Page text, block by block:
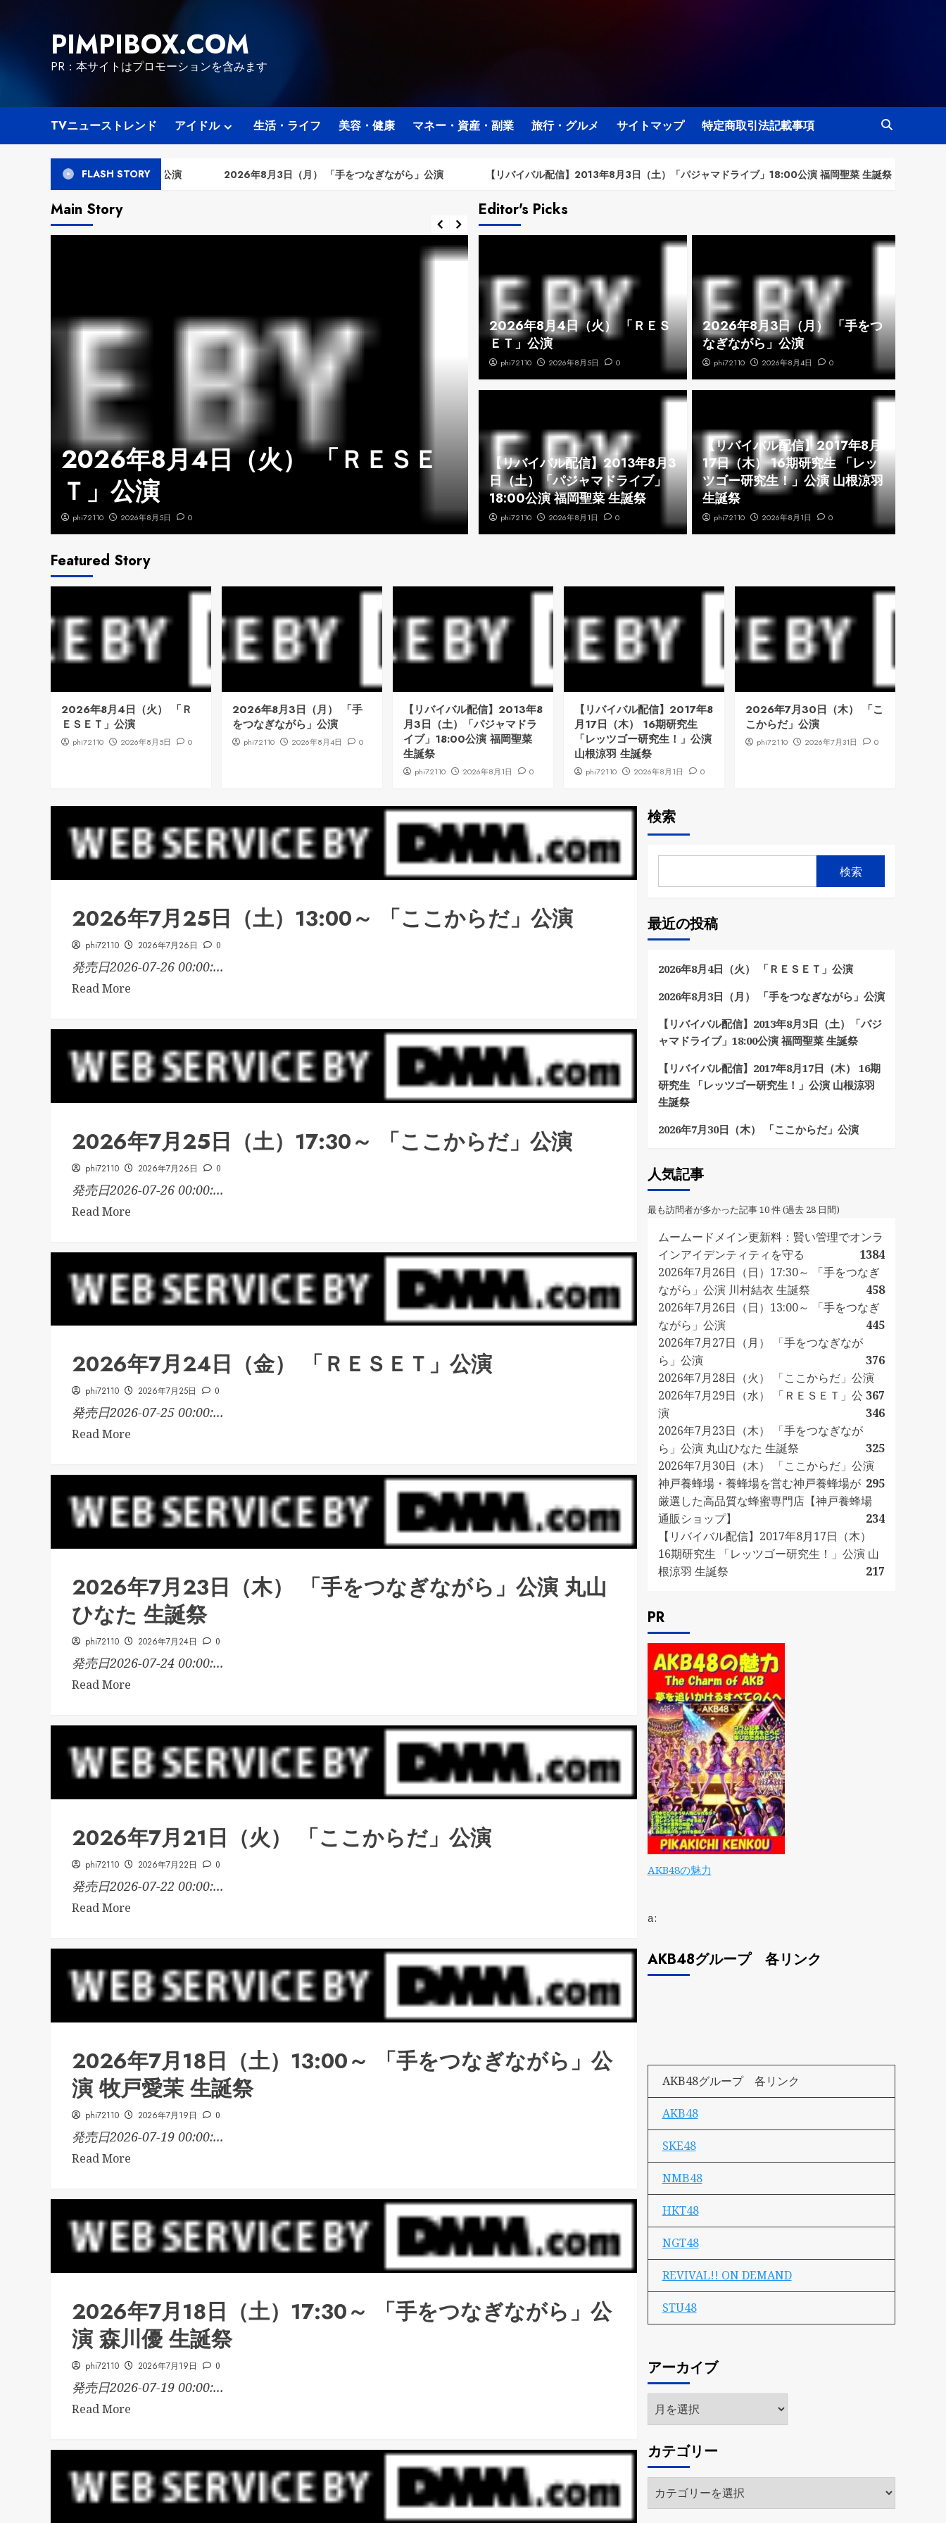
PIMPIBOX.COM
PR：本サイトはプロモーションを含みます
TVニューストレンド アイドル 生活・ライフ 美容・健康 マネー・資産・副業 旅行・グルメ サイトマップ 特定商取引法記載事項
FLASH STORY
（火） 「ＲＥＳＥＴ」公演 2026年8月3日（月） 「手をつなぎながら」公演 【リバイバル配信】2013年8月3日（土）「パジャマドライブ」18:00公演 福岡聖菜 生誕祭 【リバイバ
Main Story
2026年8月4日（火） 「ＲＥＳＥ
Ｔ」公演
phi72110 2026年8月5日 0
2026年8月3日（月） 「手をつな
ぎながら」公演
phi72110 2026年8月4日 0
Editor's Picks
2026年8月4日（火） 「ＲＥＳ
ＥＴ」公演
phi72110 2026年8月5日 0
2026年8月3日（月） 「手をつ
なぎながら」公演
phi72110 2026年8月4日 0
【リバイバル配信】2013年8月3
日（土）「パジャマドライブ」
18:00公演 福岡聖菜 生誕祭
phi72110 2026年8月1日 0
【リバイバル配信】2017年8月
17日（木） 16期研究生 「レッ
ツゴー研究生！」公演 山根涼羽
生誕祭
phi72110 2026年8月1日 0
Featured Story
2026年8月4日（火） 「Ｒ
ＥＳＥＴ」公演
phi72110 2026年8月5日 0
2026年8月3日（月） 「手
をつなぎながら」公演
phi72110 2026年8月4日 0
【リバイバル配信】2013年8
月3日（土）「パジャマドラ
イブ」18:00公演 福岡聖菜
生誕祭
phi72110 2026年8月1日 0
【リバイバル配信】2017年8
月17日（木） 16期研究生
「レッツゴー研究生！」公演
山根涼羽 生誕祭
phi72110 2026年8月1日 0
2026年7月30日（木） 「こ
こからだ」公演
phi72110 2026年7月31日 0
2026年7月25日（土）13:00～ 「ここからだ」公演
phi72110 2026年7月26日 0
発売日2026-07-26 00:00:...
Read More
2026年7月25日（土）17:30～ 「ここからだ」公演
phi72110 2026年7月26日 0
発売日2026-07-26 00:00:...
Read More
2026年7月24日（金） 「ＲＥＳＥＴ」公演
phi72110 2026年7月25日 0
発売日2026-07-25 00:00:...
Read More
2026年7月23日（木） 「手をつなぎながら」公演 丸山
ひなた 生誕祭
phi72110 2026年7月24日 0
発売日2026-07-24 00:00:...
Read More
2026年7月21日（火） 「ここからだ」公演
phi72110 2026年7月22日 0
発売日2026-07-22 00:00:...
Read More
2026年7月18日（土）13:00～ 「手をつなぎながら」公
演 牧戸愛茉 生誕祭
phi72110 2026年7月19日 0
発売日2026-07-19 00:00:...
Read More
2026年7月18日（土）17:30～ 「手をつなぎながら」公
演 森川優 生誕祭
phi72110 2026年7月19日 0
発売日2026-07-19 00:00:...
Read More
検索
検索
最近の投稿
2026年8月4日（火） 「ＲＥＳＥＴ」公演
2026年8月3日（月） 「手をつなぎながら」公演
【リバイバル配信】2013年8月3日（土）「パジ
ャマドライブ」18:00公演 福岡聖菜 生誕祭
【リバイバル配信】2017年8月17日（木） 16期
研究生 「レッツゴー研究生！」公演 山根涼羽
生誕祭
2026年7月30日（木） 「ここからだ」公演
人気記事
最も訪問者が多かった記事 10 件 (過去 28 日間)
ムームードメイン更新料：賢い管理でオンラ
インアイデンティティを守る
1384
2026年7月26日（日）17:30～ 「手をつなぎ
ながら」公演 川村結衣 生誕祭
458
2026年7月26日（日）13:00～ 「手をつなぎ
ながら」公演
445
2026年7月27日（月） 「手をつなぎなが
ら」公演
376
2026年7月28日（火） 「ここからだ」公演
367
2026年7月29日（水） 「ＲＥＳＥＴ」公
演
346
2026年7月23日（木） 「手をつなぎなが
ら」公演 丸山ひなた 生誕祭
325
2026年7月30日（木） 「ここからだ」公演
295
神戸養蜂場・養蜂場を営む神戸養蜂場が
厳選した高品質な蜂蜜専門店【神戸養蜂場
通販ショップ】
234
【リバイバル配信】2017年8月17日（木）
16期研究生 「レッツゴー研究生！」公演 山
根涼羽 生誕祭
217
PR
AKB48の魅力
a:
AKB48グループ 各リンク
AKB48グループ 各リンク
AKB48
SKE48
NMB48
HKT48
NGT48
REVIVAL!! ON DEMAND
STU48
アーカイブ
ア
ー
イ
ブ
カテゴリー
テ